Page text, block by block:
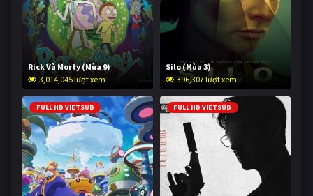
Rick Và Morty (Mùa 9)
3,014,045 lượt xem
Silo (Mùa 3)
396,307 lượt xem
FULL HD VIETSUB FULL HD VIETSUB